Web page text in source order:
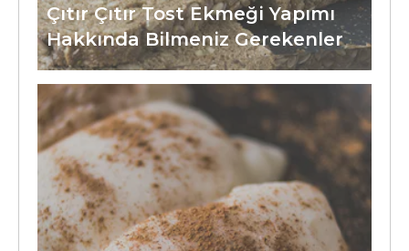
Çıtır Çıtır Tost Ekmeği Yapımı
Hakkında Bilmeniz Gerekenler